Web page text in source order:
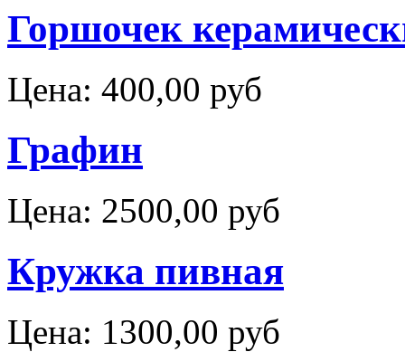
Горшочек
Цена: 400,00 руб
Графин
Цена: 2500,00 руб
Кружка пивная
Цена: 1300,00 руб